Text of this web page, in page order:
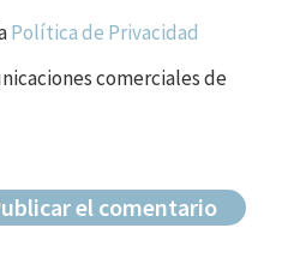
Política de Privacidad
comerciales de